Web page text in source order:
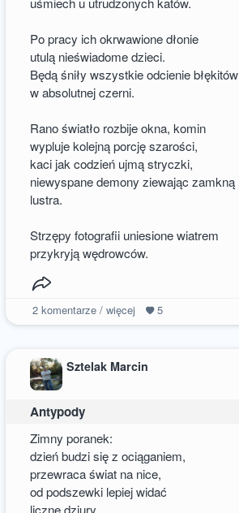
Po pracy ich okrwawione dłonie
utulą nieświadome dzieci.
Będą śniły wszystkie odcienie błękitów
w absolutnej czerni.
Rano światło rozbije okna, komin
wypluje kolejną porcję szarości,
kaci jak codzień ujmą stryczki,
niewyspane demony ziewając zamkną
lustra.
Strzępy fotografii uniesione wiatrem
przykryją wędrowców.
2komentarze / więcej 5
Sztelak Marcin
Antypody
Zimny poranek:
dzień budzi się z ociąganiem,
przewraca świat na nice,
od podszewki lepiej widać
liczne dziury